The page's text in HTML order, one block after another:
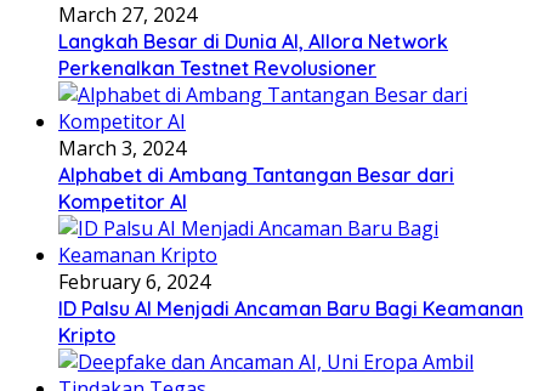
March 27, 2024
Langkah Besar di Dunia AI, Allora Network
Perkenalkan Testnet Revolusioner
March 3, 2024
Alphabet di Ambang Tantangan Besar dari
Kompetitor AI
February 6, 2024
ID Palsu AI Menjadi Ancaman Baru Bagi Keamanan
Kripto